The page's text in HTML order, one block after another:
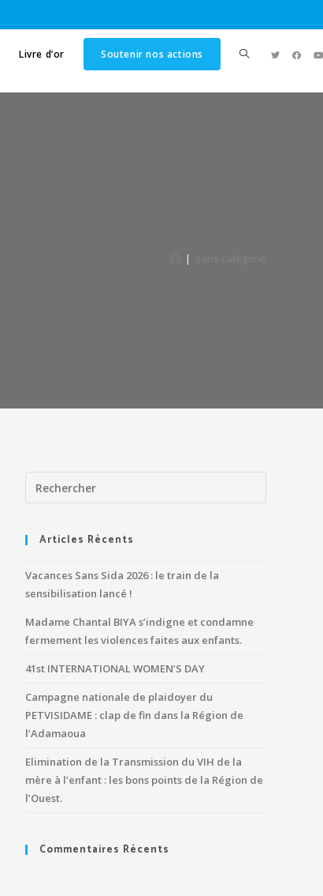
Livre d’or Soutenir nos actions
|
Articles Récents
Vacances Sans Sida 2026 : le train de la
sensibilisation lancé !
Madame Chantal BIYA s’indigne et condamne
fermement les violences faites aux enfants.
41st INTERNATIONAL WOMEN’S DAY
Campagne nationale de plaidoyer du
PETVISIDAME : clap de fin dans la Région de
l’Adamaoua
Elimination de la Transmission du VIH de la
mère à l’enfant : les bons points de la Région de
l’Ouest.
Commentaires Récents